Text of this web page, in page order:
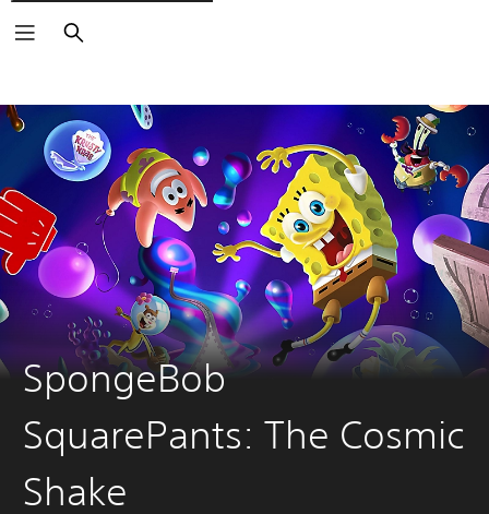
Buscar
SpongeBob
SquarePants: The Cosmic
Shake